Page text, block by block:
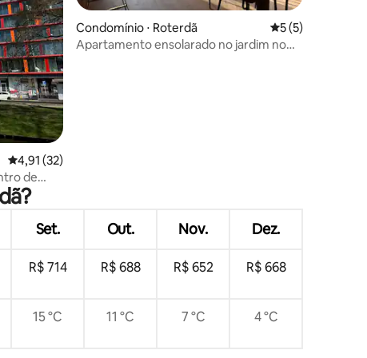
4,91 de uma avaliação média de 5, 32 avaliações
4,91 (32)
de
Condomínio ⋅ Roterdã 5 de uma
5 (5)
Apartamento ensolarado no jardim no
Set. Out. Nov. Dez.
R$ 714 R$ 688 R$ 652 R$ 668
15 °C 11 °C 7 °C 4 °C